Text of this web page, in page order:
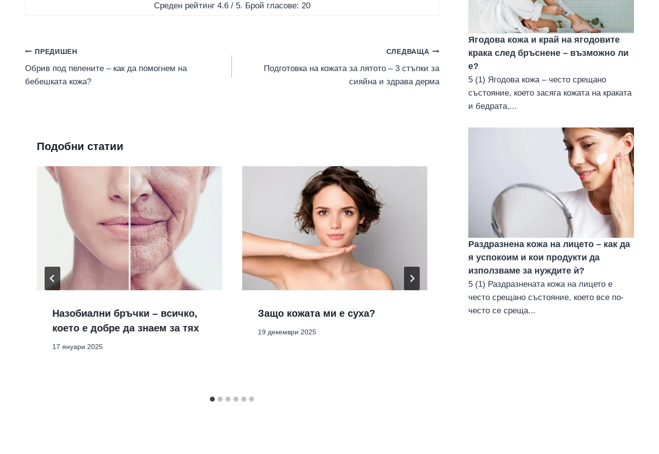
Среден рейтинг 4.6/ 5. Брой гласове: 20
Навигация
ПРЕДИШЕН
Обрив под пелените – как да помогнем на
бебешката кожа?
СЛЕДВАЩА
Подготовка на кожата за лятото – 3 стъпки за
сияйна и здрава дерма
Подобни статии
Назобиални бръчки – всичко,
което е добре да знаем за тях
17 януари 2025
Защо кожата ми е суха?
19 декември 2025
Иновативна грижа за сухите и
Ягодова кожа и край на ягодовите
крака след бръснене – възможно ли
е?
5 (1) Ягодова кожа – често срещано
състояние, което засяга кожата на краката
и бедрата,...
Раздразнена кожа на лицето – как да
я успокоим и кои продукти да
използваме за нуждите ѝ?
5 (1) Раздразнената кожа на лицето е
често срещано състояние, което все по-
често се среща...